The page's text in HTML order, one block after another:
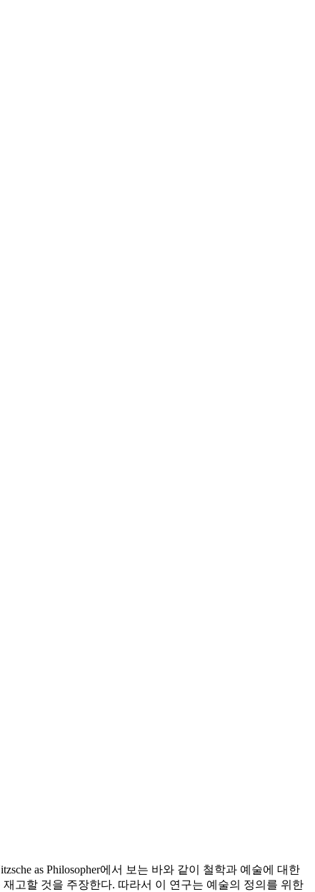
as Philosopher에서 보는 바와 같이 철학과 예술에 대한
고할 것을 주장한다. 따라서 이 연구는 예술의 정의를 위한